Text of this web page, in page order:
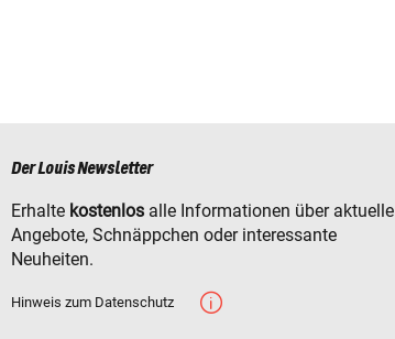
Der Louis Newsletter
Erhalte kostenlos alle Informationen über aktuelle
Angebote, Schnäppchen oder interessante
Neuheiten.
Hinweis zum Datenschutz